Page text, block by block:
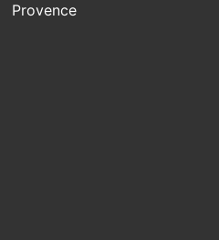
Provence